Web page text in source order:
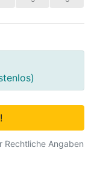
Rechtliche Angaben